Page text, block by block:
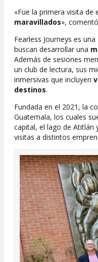
«Fue la primera visita de
maravillados»,
Fearless Journeys es una
buscan desarrollar una
Además de sesiones
un club de lectura, sus
inmersivas que incluyen
destinos.
Fundada en el 2021, la
Guatemala, los cuales
capital, el lago de Atitlán
visitas a distintos